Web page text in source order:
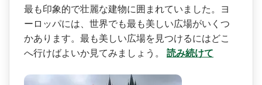
最も印象的で壮麗な建物に囲まれ­ていました。ヨ
ーロッパには、世界でも最も美しい広­場がいくつ
かあります。最も美しい広場を見つけるに­はどこ
へ行けばよいか見てみましょう。 読み続けて